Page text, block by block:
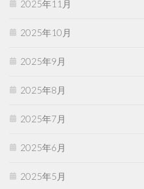
2025年11月
2025年10月
2025年9月
2025年8月
2025年7月
2025年6月
2025年5月